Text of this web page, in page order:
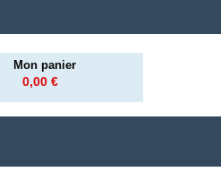
Mon panier
0,00 €